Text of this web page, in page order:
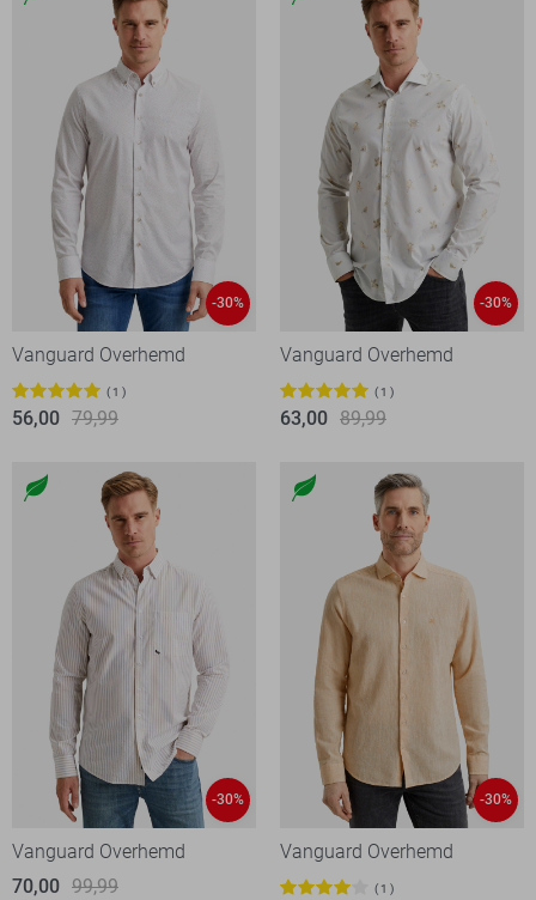
-30%
Vanguard Overhemd
1
56,00 79,99
-30%
Vanguard Overhemd
1
63,00 89,99
-30%
Vanguard Overhemd
70,00 99,99
-30%
Vanguard Overhemd
1